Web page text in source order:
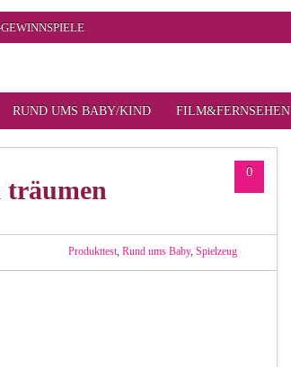
RUND UMS BABY/KIND FILM&FERNSEHEN
träumen
0
Produkttest, Rund ums Baby, Spielzeug